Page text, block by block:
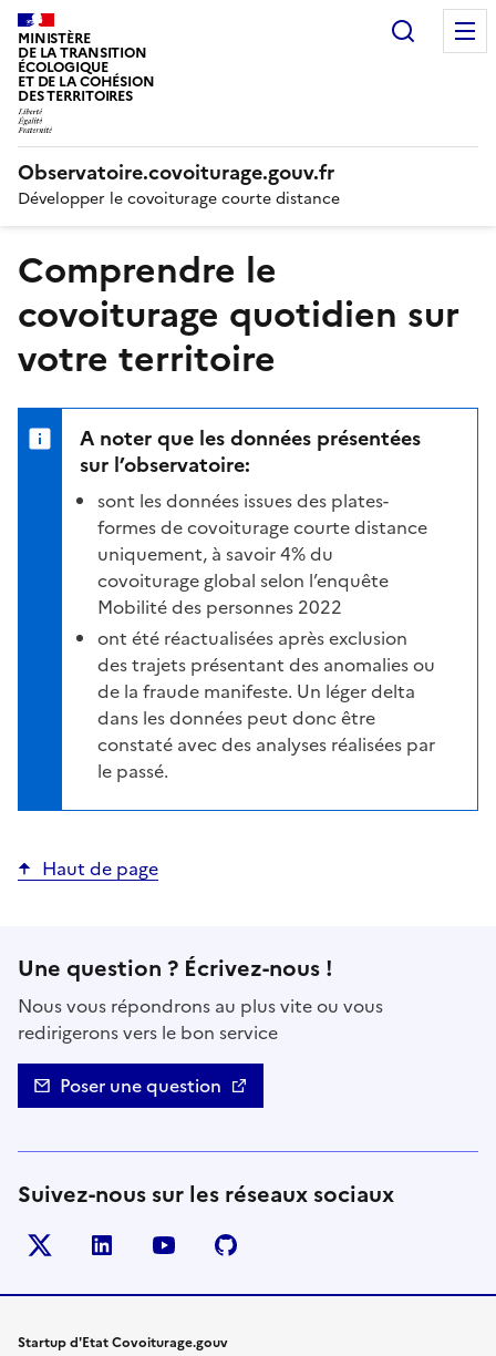
MINISTÈRE
DE LA TRANSITION
ÉCOLOGIQUE
ET DE LA COHÉSION
DES TERRITOIRES
Observatoire.covoiturage.gouv.fr
Développer le covoiturage courte distance
Comprendre le
covoiturage quotidien sur
votre territoire
A noter que les données présentées
sur l’observatoire:
sont les données issues des plates-
formes de covoiturage courte distance
uniquement, à savoir 4% du
covoiturage global selon l’enquête
Mobilité des personnes 2022
ont été réactualisées après exclusion
des trajets présentant des anomalies ou
de la fraude manifeste. Un léger delta
dans les données peut donc être
constaté avec des analyses réalisées par
le passé.
Haut de page
Une question ? Écrivez-nous !
Nous vous répondrons au plus vite ou vous
redirigerons vers le bon service
Poser une question
Suivez-nous sur les réseaux sociaux
Twitter
- nouvelle fenêtre
LinkedIn
- nouvelle fenêtre
YouTube
- nouvelle fenêtre
- nouvelle fenêtre
Startup d'Etat Covoiturage.gouv